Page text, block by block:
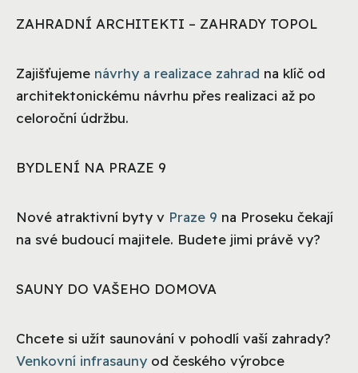
ZAHRADNÍ ARCHITEKTI – ZAHRADY TOPOL
Zajišťujeme návrhy a realizace zahrad na klíč od
architektonickému návrhu přes realizaci až po
celoroční údržbu.
BYDLENÍ NA PRAZE 9
Nové atraktivní byty v Praze 9 na Proseku čekají
na své budoucí majitele. Budete jimi právě vy?
SAUNY DO VAŠEHO DOMOVA
Chcete si užít saunování v pohodlí vaší zahrady?
Venkovní infrasauny od českého výrobce